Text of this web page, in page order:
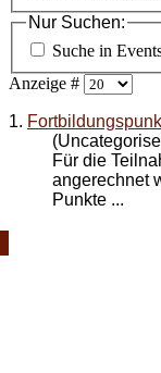
Nur Suchen:
Suche in
Anzeige #
1.
Für die
angerechnet
Punkte ...